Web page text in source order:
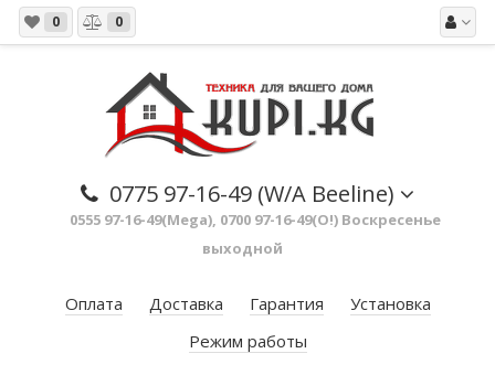
0 0
0775 97-16-49 (W/A Beeline)
0555 97-16-49(Mega), 0700 97-16-49(O!) Воскресенье
выходной
Оплата Доставка Гарантия
Установка
Режим работы